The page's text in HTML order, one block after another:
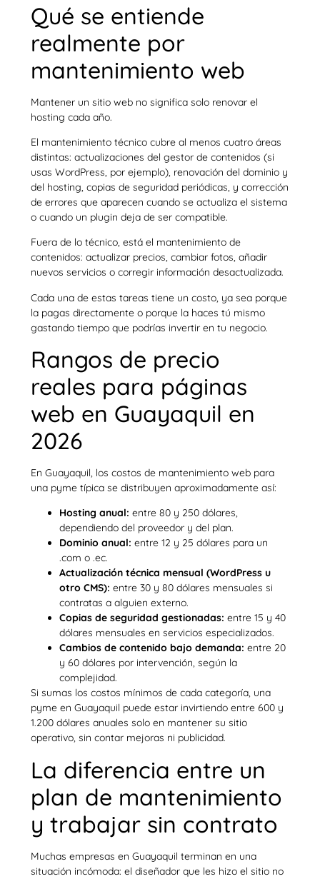
Qué se entiende
realmente por
mantenimiento web
Mantener un sitio web no significa solo renovar el
hosting cada año.
El mantenimiento técnico cubre al menos cuatro áreas
distintas: actualizaciones del gestor de contenidos (si
usas WordPress, por ejemplo), renovación del dominio y
del hosting, copias de seguridad periódicas, y corrección
de errores que aparecen cuando se actualiza el sistema
o cuando un plugin deja de ser compatible.
Fuera de lo técnico, está el mantenimiento de
contenidos: actualizar precios, cambiar fotos, añadir
nuevos servicios o corregir información desactualizada.
Cada una de estas tareas tiene un costo, ya sea porque
la pagas directamente o porque la haces tú mismo
gastando tiempo que podrías invertir en tu negocio.
Rangos de precio
reales para páginas
web en Guayaquil en
2026
En Guayaquil, los costos de mantenimiento web para
una pyme típica se distribuyen aproximadamente así:
Hosting anual: entre 80 y 250 dólares,
dependiendo del proveedor y del plan.
Dominio anual: entre 12 y 25 dólares para un
.com o .ec.
Actualización técnica mensual (WordPress u
otro CMS): entre 30 y 80 dólares mensuales si
contratas a alguien externo.
Copias de seguridad gestionadas: entre 15 y 40
dólares mensuales en servicios especializados.
Cambios de contenido bajo demanda: entre 20
y 60 dólares por intervención, según la
complejidad.
Si sumas los costos mínimos de cada categoría, una
pyme en Guayaquil puede estar invirtiendo entre 600 y
1.200 dólares anuales solo en mantener su sitio
operativo, sin contar mejoras ni publicidad.
La diferencia entre un
plan de mantenimiento
y trabajar sin contrato
Muchas empresas en Guayaquil terminan en una
situación incómoda: el diseñador que les hizo el sitio no